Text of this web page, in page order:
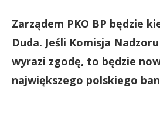
Zarządem PKO BP będzie
Duda. Jeśli Komisja
wyrazi zgodę, to będzie
największego polskiego